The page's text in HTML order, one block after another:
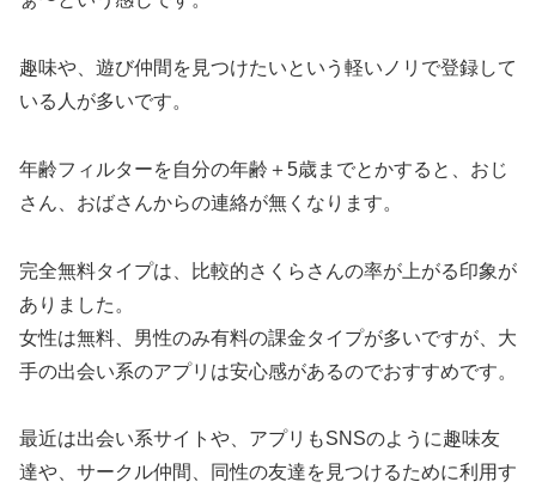
趣味や、遊び仲間を見つけたいという軽いノリで登録して
いる人が多いです。
年齢フィルターを自分の年齢＋5歳までとかすると、おじ
さん、おばさんからの連絡が無くなります。
完全無料タイプは、比較的さくらさんの率が上がる印象が
ありました。
女性は無料、男性のみ有料の課金タイプが多いですが、大
手の出会い系のアプリは安心感があるのでおすすめです。
最近は出会い系サイトや、アプリもSNSのように趣味友
達や、サークル仲間、同性の友達を見つけるために利用す